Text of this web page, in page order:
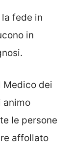
fede in
in
Medico dei
animo
le persone
affollato